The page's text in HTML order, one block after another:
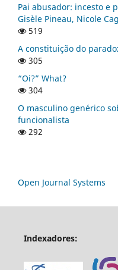
Pai abusador: incesto e
Gisèle Pineau, Nicole
519
A constituição do
305
“Oi?” What?
304
O masculino genérico
funcionalista
292
Open Journal Systems
Indexadores: